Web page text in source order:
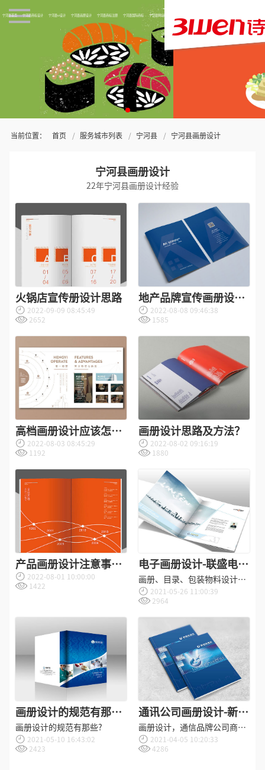
宁河县首页 宁河县商标设计 宁河县vi设计 宁河县画册设计 宁河县商标注册 宁河县国际商标 宁河县网站制作
当前位置： 首页 服务城市列表 宁河县 宁河县画册设计
宁河县画册设计
22年宁河县画册设计经验
火锅店宣传册设计思路
2022-09-09 08:45:49
2652
地产品牌宣传画册设计
欣赏2022-08-08 09:46:38
1585
高档画册设计应该怎么
做？2022-08-03 08:45:29
1192
画册设计思路及方法？
2022-08-02 09:16:19
1880
产品画册设计注意事项
有哪些？
2022-08-01 10:00:00
1422
电子画册设计-联盛电子
画册设计公司
画册、目录、包装物料设计，
电子公司文字logo设计 生成器
2021-05-26 11:00:39
2964
画册设计的规范有那
些?
画册设计的规范有那些?
2021-05-10 16:43:02
2423
通讯公司画册设计-新佳
信通讯画册设计公司
画册设计，通信品牌公司商标
设计说明
2021-04-05 10:20:33
4286